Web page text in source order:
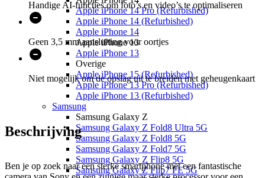
Apple iPhone 14 Pro (Refurbished)
Apple iPhone 14 (Refurbished)
Apple iPhone 14
Apple iPhone 13
Apple iPhone 13
Overige
Apple iPhone 15 (Refurbished)
Apple iPhone 13 Pro (Refurbished)
Apple iPhone 13 (Refurbished)
Samsung
Samsung Galaxy Z
Samsung Galaxy Z Fold8 Ultra 5G
Samsung Galaxy Z Fold8 5G
Samsung Galaxy Z Fold7 5G
Samsung Galaxy Z Flip8 5G
Samsung Galaxy Z Flip7 FE 5G
Handige AI-functies om foto’s en video’s te optimaliseren
Geen 3,5 mm aansluiting voor oortjes
Niet mogelijk om de opslag uit te breiden met geheugenkaart
Beschrijving
Ben je op zoek naar een sterke smartphone met een fantastische